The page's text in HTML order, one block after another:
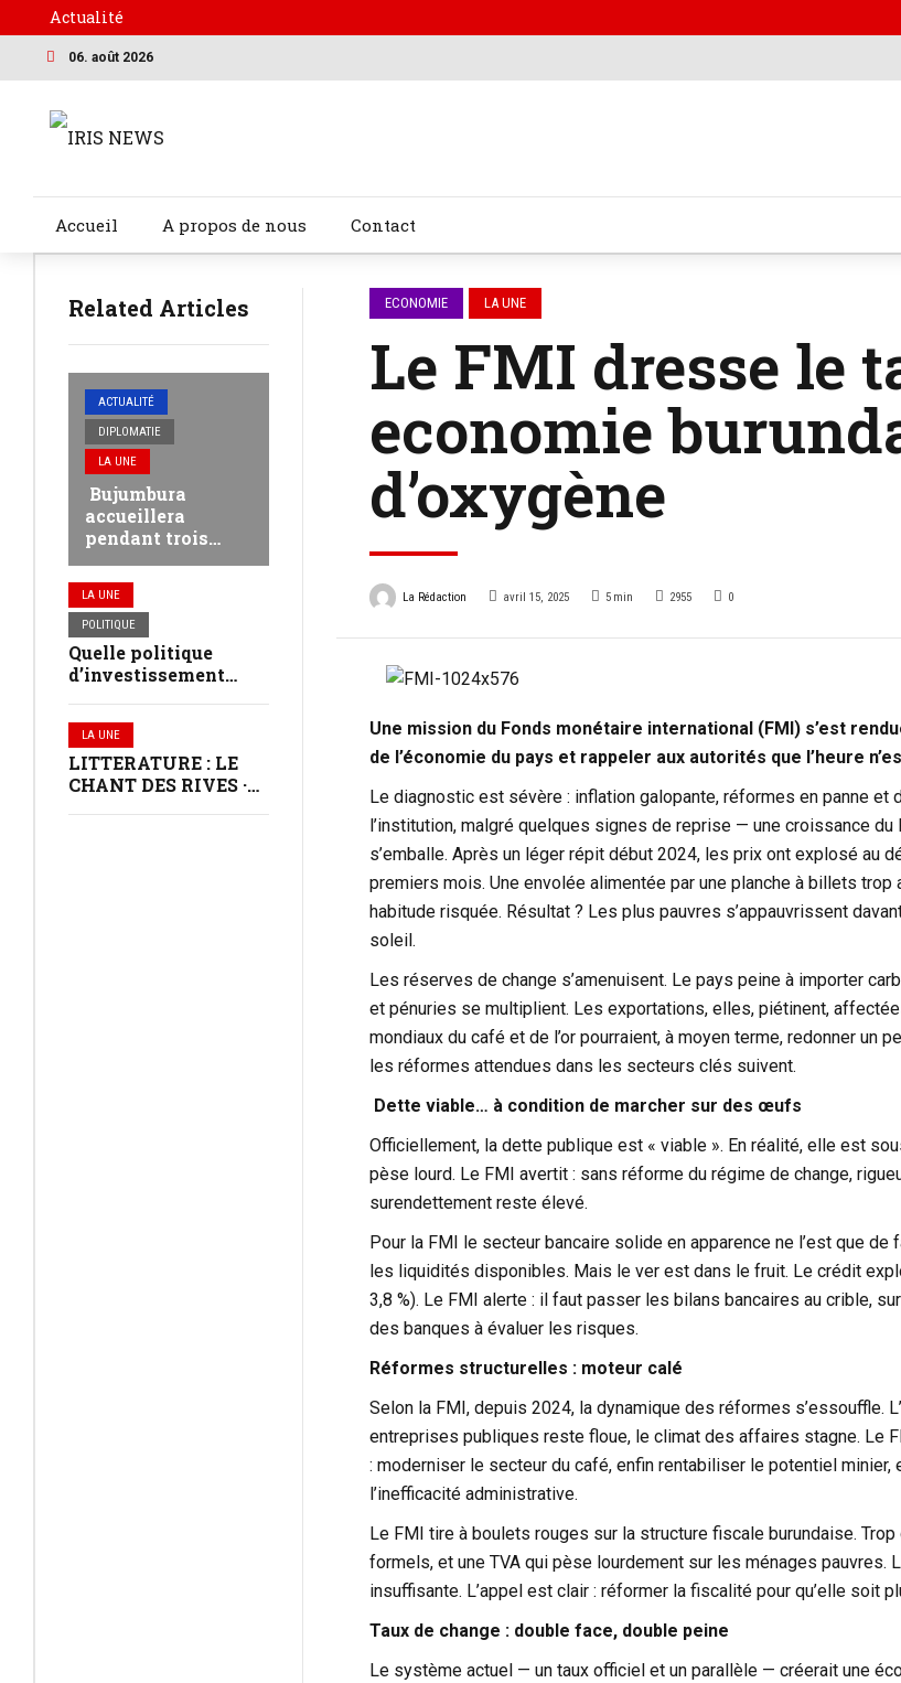
Actualité
06. août 2026
Accueil A propos de nous Contact
Related Articles
ACTUALITÉ
DIPLOMATIE
LA UNE
Bujumbura
accueillera
pendant trois
leaders du
continent africain
LA UNE
POLITIQUE
Quelle politique
d’investissement
au Burundi ?
LA UNE
LITTERATURE : LE
CHANT DES RIVES ·
ECONOMIE LA UNE
Le FMI dresse le
economie
d’oxygène
La Rédaction avril 15, 2025 5 min 2955 0
Une mission du Fonds monétaire international (FMI) s’est
de l’économie du pays et rappeler aux autorités que l’heure
Le diagnostic est sévère : inflation galopante, réformes en panne et
l’institution, malgré quelques signes de reprise — une croissance
s’emballe. Après un léger répit début 2024, les prix ont explosé au
premiers mois. Une envolée alimentée par une planche à billets
habitude risquée. Résultat ? Les plus pauvres s’appauvrissent
soleil.
Les réserves de change s’amenuisent. Le pays peine à importer
et pénuries se multiplient. Les exportations, elles, piétinent,
mondiaux du café et de l’or pourraient, à moyen terme, redonner
les réformes attendues dans les secteurs clés suivent.
Dette viable… à condition de marcher sur des œufs
Officiellement, la dette publique est « viable ». En réalité, elle est
pèse lourd. Le FMI avertit : sans réforme du régime de change,
surendettement reste élevé.
Pour la FMI le secteur bancaire solide en apparence ne l’est que
les liquidités disponibles. Mais le ver est dans le fruit. Le crédit
3,8 %). Le FMI alerte : il faut passer les bilans bancaires au crible,
des banques à évaluer les risques.
Réformes structurelles : moteur calé
Selon la FMI, depuis 2024, la dynamique des réformes s’essouffle.
entreprises publiques reste floue, le climat des affaires stagne. Le
: moderniser le secteur du café, enfin rentabiliser le potentiel
l’inefficacité administrative.
Le FMI tire à boulets rouges sur la structure fiscale burundaise.
formels, et une TVA qui pèse lourdement sur les ménages
insuffisante. L’appel est clair : réformer la fiscalité pour qu’elle soit
Taux de change : double face, double peine
Le système actuel — un taux officiel et un parallèle — créerait une